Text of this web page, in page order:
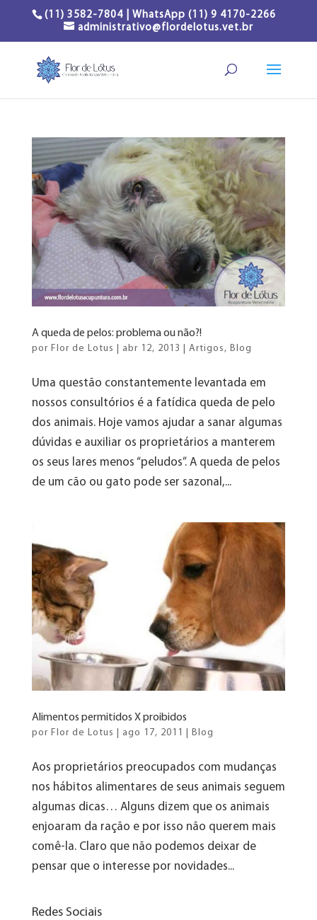
(11) 3582-7804 | WhatsApp (11) 9 4170-2266
administrativo@flordelotus.vet.br
A queda de pelos: problema ou não?!
por Flor de Lotus abr 12, 2013 Artigos, Blog
Uma questão constantemente levantada em
nossos consultórios é a fatídica queda de pelo
dos animais. Hoje vamos ajudar a sanar algumas
dúvidas e auxiliar os proprietários a manterem
os seus lares menos “peludos”. A queda de pelos
de um cão ou gato pode ser sazonal,...
Alimentos permitidos X proibidos
por Flor de Lotus ago 17, 2011 Blog
Aos proprietários preocupados com mudanças
nos hábitos alimentares de seus animais seguem
algumas dicas… Alguns dizem que os animais
enjoaram da ração e por isso não querem mais
comê-la. Claro que não podemos deixar de
pensar que o interesse por novidades...
Redes Sociais